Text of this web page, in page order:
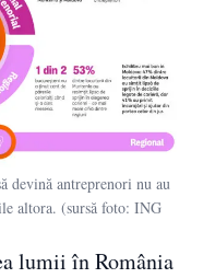
devină antreprenori nu au
altora. (sursă foto: ING
lumii în România